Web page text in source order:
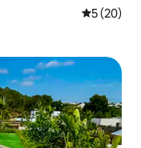
औसत रेटिंग
5 (20)